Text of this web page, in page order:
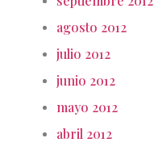
agosto 2012
julio 2012
junio 2012
mayo 2012
abril 2012